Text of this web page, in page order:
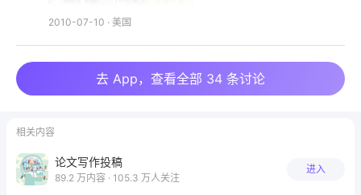
2008年丁香通成立，美捷登成为其金牌供应商，并继
版负责为丁香园战友修改回复信；“medjaden”注册名
留用至今，由美捷登公司专人管理，主要负责回复丁香
账号专门负责回复丁香园战友任何有关论文写作与发表
的学术问题。我希望与论文版众多“强人”一道，继续为
2010-07-10 · 美国
去 App，查看全部 34 条讨论
相关内容
论文写作投稿
89.2 万内容 · 105.3 万人关注
进入